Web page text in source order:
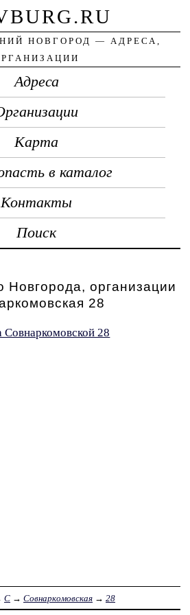
НОВГОРОД — АДРЕСА,
Адреса
Карта
в каталог
Контакты
Поиск
Новгорода, организации
28
Совнаркомовской 28
С → Совнаркомовская → 28